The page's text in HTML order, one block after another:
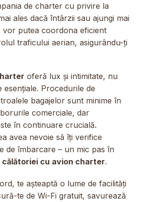
de charter cu privire la
ales dacă întârzii sau ajungi mai
vor putea coordona eficient
traficului aerian, asigurându-ți
oferă lux și intimitate, nu
esențiale. Procedurile de
bagajelor sunt minime în
comerciale, dar
în continuare crucială.
avea nevoie să îți verifice
de îmbarcare – un mic pas în
călătoriei cu avion charter.
te așteaptă o lume de facilități
te de Wi-Fi gratuit, savurează